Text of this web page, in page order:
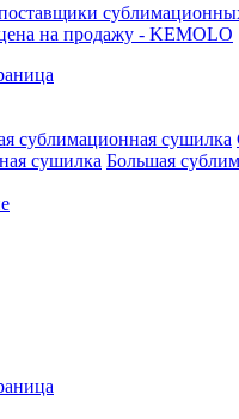
сублимационная сушилка
сушилка Большая